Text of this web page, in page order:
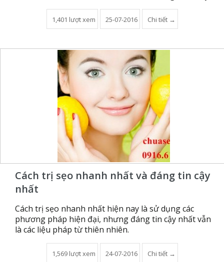
1,401 lượt xem 25-07-2016 Chi tiết →
Cách trị sẹo nhanh nhất và đáng tin cậy
nhất
Cách trị sẹo nhanh nhất hiện nay là sử dụng các
phương pháp hiện đại, nhưng đáng tin cậy nhất vẫn
là các liệu pháp từ thiên nhiên.
1,569 lượt xem 24-07-2016 Chi tiết →